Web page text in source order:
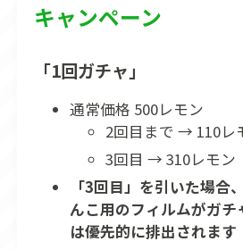
キャンペーン
「1回ガチャ」
通常価格 500レモン
2回目まで → 110レ
3回目 → 310レモン
「3回目」を引いた場合
んこ用のフィルムがガ
は優先的に排出されます